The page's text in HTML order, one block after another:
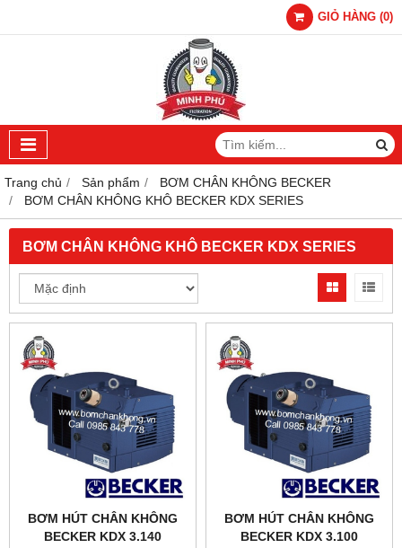
GIỎ HÀNG (0)
Trang chủ Sản phẩm
BƠM CHÂN KHÔNG BECKER
BƠM CHÂN KHÔNG KHÔ BECKER KDX SERIES
BƠM CHÂN KHÔNG KHÔ BECKER KDX SERIES
BƠM HÚT CHÂN KHÔNG
BECKER KDX 3.140
BƠM HÚT CHÂN KHÔNG
BECKER KDX 3.100